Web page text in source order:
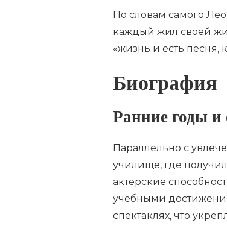
По словам самого
каждый жил своей
«жизнь и есть песня,
Биография
Ранние годы и
Параллельно с
училище, где
актерские
учебными
спектаклях, что